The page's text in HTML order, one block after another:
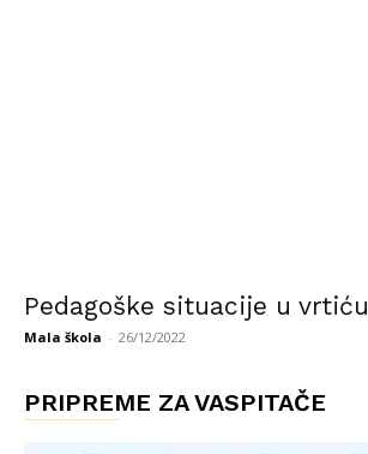
Pedagoške situacije u vrtiću
Mala škola - 26/12/2022
PRIPREME ZA VASPITAČE